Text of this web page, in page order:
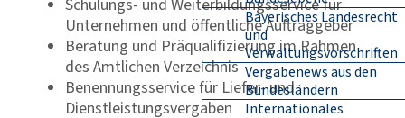
Bayerisches Landesrecht
und
Verwaltungsvorschriften
Vergabenews aus den
Bundesländern
Internationales
Schulungs- und Weiterbildungsservice für
Unternehmen und öffentliche Auftraggeber
Beratung und Präqualifizierung im Rahmen
des Amtlichen Verzeichnis
Benennungsservice für Liefer- und
Dienstleistungsvergaben